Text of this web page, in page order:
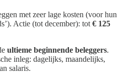
met zeer lage kosten (voor hun
Actie (tot december): tot € 125
ultieme beginnende beleggers.
inleg: dagelijks, maandelijks,
salaris.